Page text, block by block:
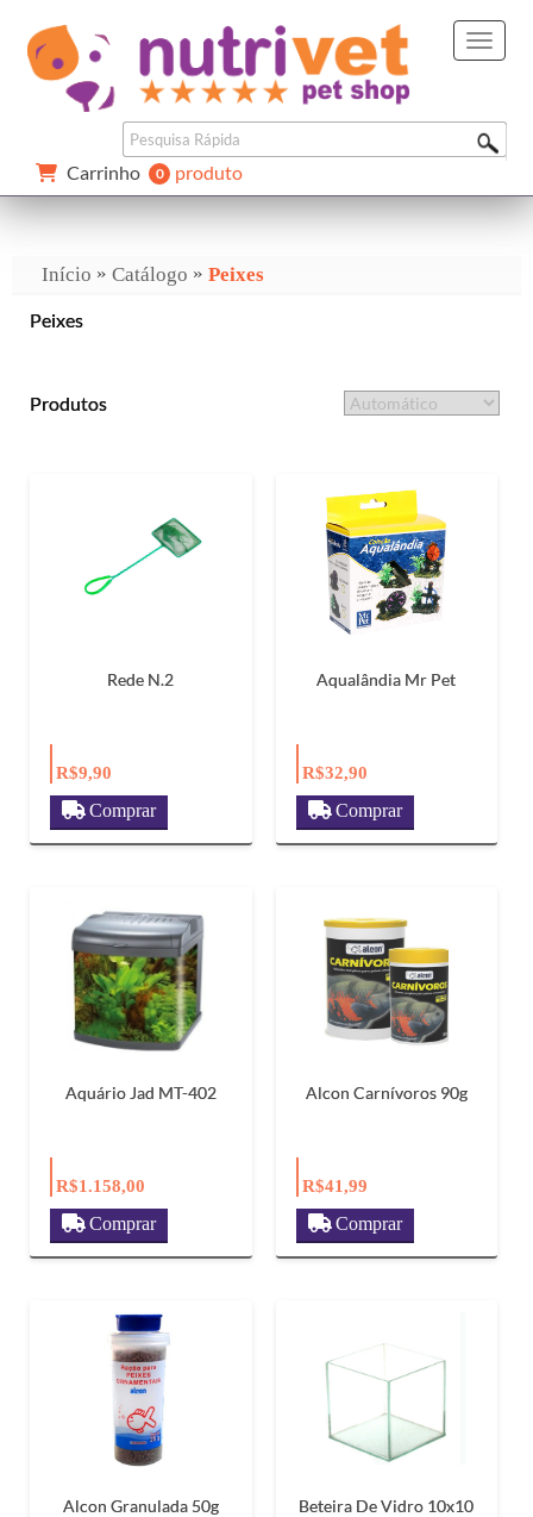
Carrinho 0 produto
Início » Catálogo » Peixes
Peixes
Produtos
Rede N.2
R$9,90
Comprar
Aqualândia Mr Pet
R$32,90
Comprar
Aquário Jad MT-402
R$1.158,00
Comprar
Alcon Carnívoros 90g
R$41,99
Comprar
Alcon Granulada 50g Beteira De Vidro 10x10